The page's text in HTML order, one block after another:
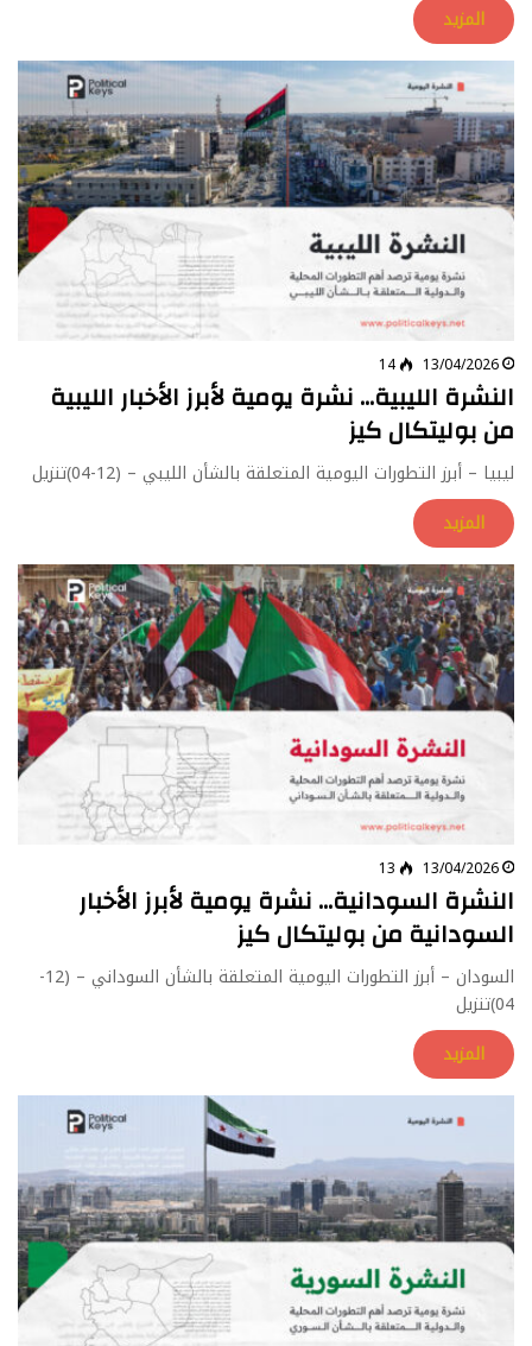
المزيد
13/04/2026
14
النشرة الليبية… نشرة يومية لأبرز الأخبار الليبية
من بوليتكال كيز
ليبيا – أبرز التطورات اليومية المتعلقة بالشأن الليبي – (12-04)تنزيل
المزيد
13/04/2026
13
النشرة السودانية… نشرة يومية لأبرز الأخبار
السودانية من بوليتكال كيز
السودان – أبرز التطورات اليومية المتعلقة بالشأن السوداني – (12-
04)تنزيل
المزيد